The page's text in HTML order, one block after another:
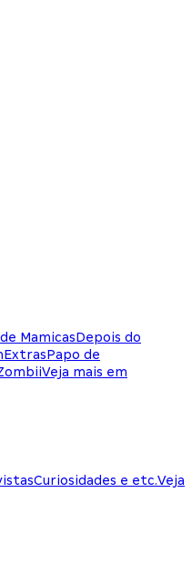
MamicasDepois do
ExtrasPapo de
Veja mais em
Curiosidades e etc.Veja